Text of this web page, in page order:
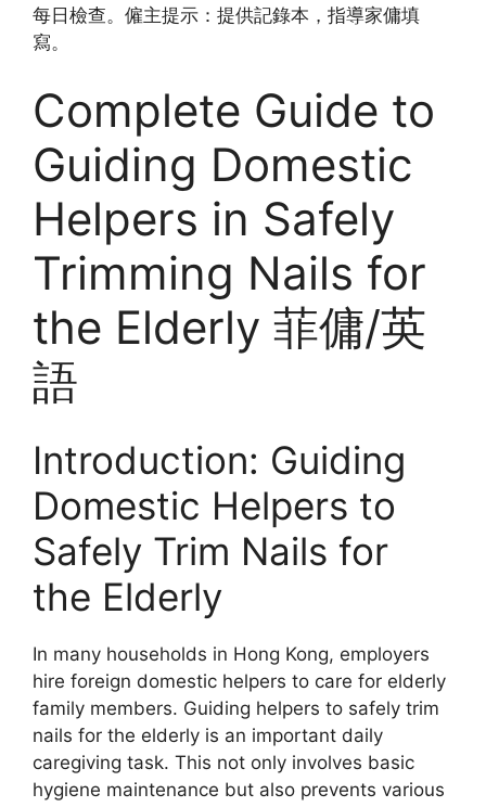
每日檢查。僱主提示：提供記錄本，指導家傭填
寫。
Complete Guide to
Guiding Domestic
Helpers in Safely
Trimming Nails for
the Elderly 菲傭/英
語
Introduction: Guiding
Domestic Helpers to
Safely Trim Nails for
the Elderly
In many households in Hong Kong, employers
hire foreign domestic helpers to care for elderly
family members. Guiding helpers to safely trim
nails for the elderly is an important daily
caregiving task. This not only involves basic
hygiene maintenance but also prevents various